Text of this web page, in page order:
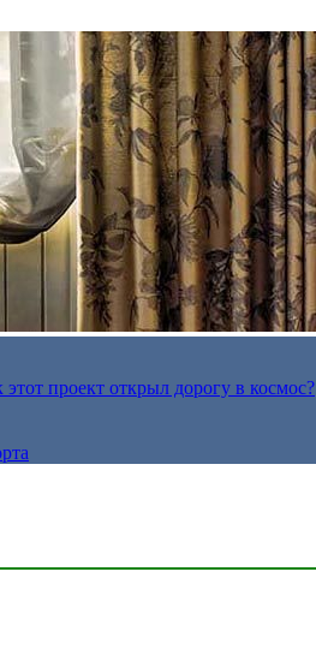
проект открыл дорогу в космос?